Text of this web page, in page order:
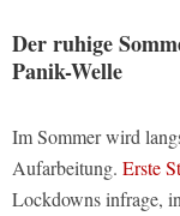
Der ruhige
Panik-Welle
Im Sommer wird
Aufarbeitung. Erste
Lockdowns infrage,